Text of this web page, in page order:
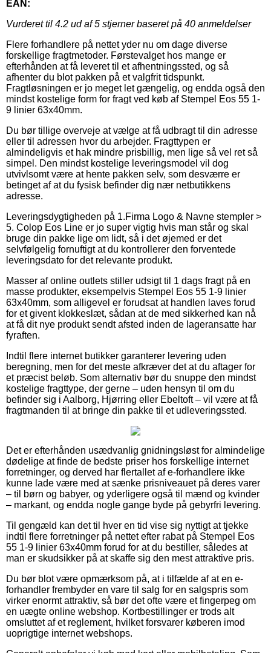
EAN:
Vurderet til 4.2 ud af 5 stjerner baseret på 40 anmeldelser
Flere forhandlere på nettet yder nu om dage diverse
forskellige fragtmetoder. Førstevalget hos mange er
efterhånden at få leveret til et afhentningssted, og så
afhenter du blot pakken på et valgfrit tidspunkt.
Fragtløsningen er jo meget let gængelig, og endda også den
mindst kostelige form for fragt ved køb af Stempel Eos 55 1-
9 linier 63x40mm.
Du bør tillige overveje at vælge at få udbragt til din adresse
eller til adressen hvor du arbejder. Fragttypen er
almindeligvis et hak mindre prisbillig, men lige så vel ret så
simpel. Den mindst kostelige leveringsmodel vil dog
utvivlsomt være at hente pakken selv, som desværre er
betinget af at du fysisk befinder dig nær netbutikkens
adresse.
Leveringsdygtigheden på 1.Firma Logo & Navne stempler >
5. Colop Eos Line er jo super vigtig hvis man står og skal
bruge din pakke lige om lidt, så i det øjemed er det
selvfølgelig fornuftigt at du kontrollerer den forventede
leveringsdato for det relevante produkt.
Masser af online outlets stiller udsigt til 1 dags fragt på en
masse produkter, eksempelvis Stempel Eos 55 1-9 linier
63x40mm, som alligevel er forudsat at handlen laves forud
for et givent klokkeslæt, sådan at de med sikkerhed kan nå
at få dit nye produkt sendt afsted inden de lageransatte har
fyraften.
Indtil flere internet butikker garanterer levering uden
beregning, men for det meste afkræver det at du aftager for
et præcist beløb. Som alternativ bør du snuppe den mindst
kostelige fragttype, der gerne – uden hensyn til om du
befinder sig i Aalborg, Hjørring eller Ebeltoft – vil være at få
fragtmanden til at bringe din pakke til et udleveringssted.
Det er efterhånden usædvanlig gnidningsløst for almindelige
dødelige at finde de bedste priser hos forskellige internet
forretninger, og derved har flertallet af e-forhandlere ikke
kunne lade være med at sænke prisniveauet på deres varer
– til børn og babyer, og yderligere også til mænd og kvinder
– markant, og endda nogle gange byde på gebyrfri levering.
Til gengæld kan det til hver en tid vise sig nyttigt at tjekke
indtil flere forretninger på nettet efter rabat på Stempel Eos
55 1-9 linier 63x40mm forud for at du bestiller, således at
man er skudsikker på at skaffe sig den mest attraktive pris.
Du bør blot være opmærksom på, at i tilfælde af at en e-
forhandler frembyder en vare til salg for en salgspris som
virker enormt attraktiv, så bør det ofte være et fingerpeg om
en uægte online webshop. Kortbestillinger er trods alt
omsluttet af et reglement, hvilket forsvarer køberen imod
uoprigtige internet webshops.